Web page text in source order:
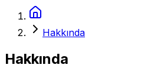
Hakkında
Hakkında